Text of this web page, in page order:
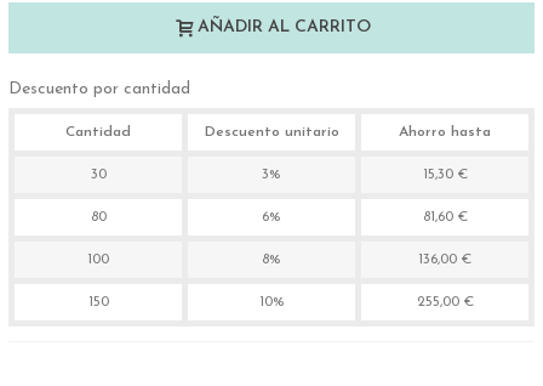
AÑADIR AL CARRITO
Descuento por cantidad
Cantidad Descuento unitario Ahorro hasta
30 3% 15,30 €
80 6% 81,60 €
100 8% 136,00 €
150 10% 255,00 €